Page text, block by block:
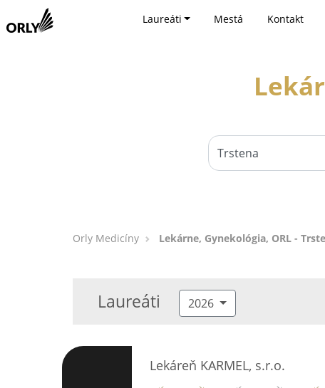
Laureáti Mestá Kontakt
Orly Medicíny Lekárne, Gynekológia, ORL -
Laureáti 2026
Lekáreň KARMEL, s.r.o.